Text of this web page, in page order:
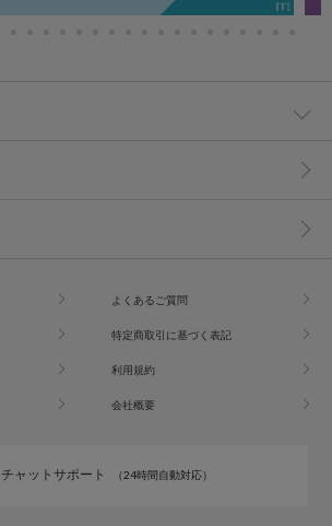
よくあるご質問
特定商取引に基づく表記
利用規約
会社概要
チャットサポート （24時間自動対応）